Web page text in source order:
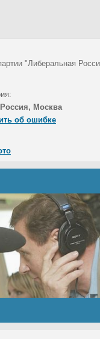
"Либеральная
Россия, Москва
об ошибке